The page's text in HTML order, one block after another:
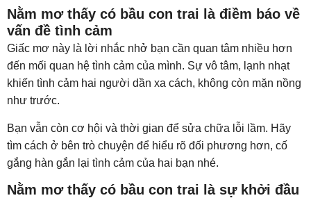
Nằm mơ thấy có bầu con trai là điềm báo về
vấn đề tình cảm
Giấc mơ này là lời nhắc nhở bạn cần quan tâm nhiều hơn
đến mối quan hệ tình cảm của mình. Sự vô tâm, lạnh nhạt
khiến tình cảm hai người dần xa cách, không còn mặn nồng
như trước.
Bạn vẫn còn cơ hội và thời gian để sửa chữa lỗi lầm. Hãy
tìm cách ở bên trò chuyện để hiểu rõ đối phương hơn, cố
gắng hàn gắn lại tình cảm của hai bạn nhé.
Nằm mơ thấy có bầu con trai là sự khởi đầu